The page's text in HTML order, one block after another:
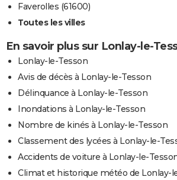
Faverolles (61600)
Toutes les villes
En savoir plus sur Lonlay-le-
Lonlay-le-Tesson
Avis de décès à Lonlay-le-Tesson
Délinquance à Lonlay-le-Tesson
Inondations à Lonlay-le-Tesson
Nombre de kinés à Lonlay-le-Tesson
Classement des lycées à Lonlay-le-
Accidents de voiture à Lonlay-le-
Climat et historique météo de Lonlay-